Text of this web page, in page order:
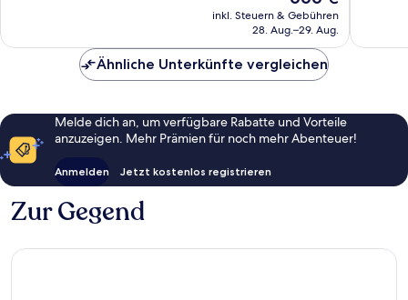
Preis
beträgt
inkl. Steuern & Gebühren
28. Aug.–29. Aug.
Ähnliche Unterkünfte vergleichen
Melde dich an, um verfügbare Rabatte und Vorteile
anzuzeigen. Mehr Prämien für noch mehr Abenteuer!
Anmelden Jetzt kostenlos registrieren
Zur Gegend